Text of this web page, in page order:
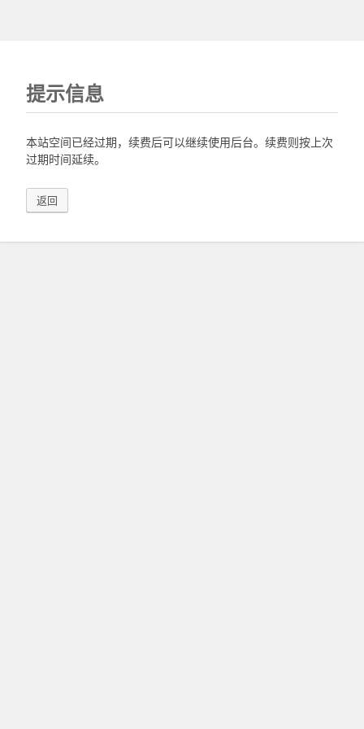
提示信息
本站空间已经过期，续费后可以继续使用后台。续费则按上次
过期时间延续。
返回